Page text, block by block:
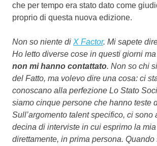
che per tempo era stato dato come
proprio di questa nuova edizione.
Non so niente di X Factor. Mi sapete
Ho letto diverse cose in questi giorni
non mi hanno contattato. Non so chi
del Fatto, ma volevo dire una cosa: ci
conoscano alla perfezione Lo Stato
siamo cinque persone che hanno teste
Sull’argomento talent specifico, ci sono
decina di interviste in cui esprimo la
direttamente, in prima persona. Quando